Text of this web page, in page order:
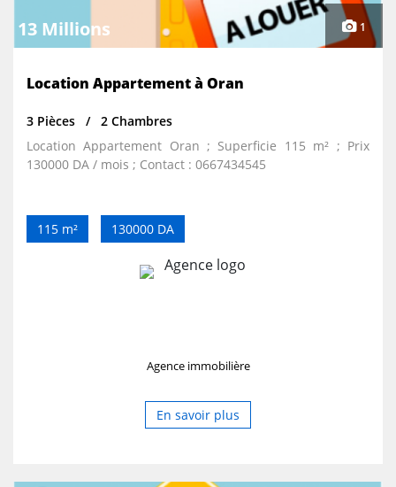
13 Millions 1
Location Appartement à Oran
3 Pièces
2 Chambres
Location Appartement Oran ; Superficie 115 m² ; Prix
130000 DA / mois ; Contact : 0667434545
115 m² 130000 DA
Agence immobilière
En savoir plus